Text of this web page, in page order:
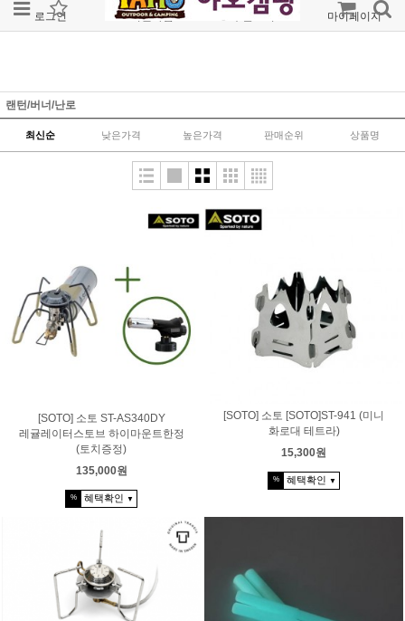
로그인 회원가입 주문조회 마이페이지
랜턴/버너/난로
최신순 낮은가격 높은가격 판매순위 상품명
[SOTO] 소토 ST-AS340DY
레귤레이터스토브 하이마운트한정
(토치증정)
135,000원
% 혜택확인 ▼
[SOTO] 소토 [SOTO]ST-941 (미니
화로대 테트라)
15,300원
% 혜택확인 ▼